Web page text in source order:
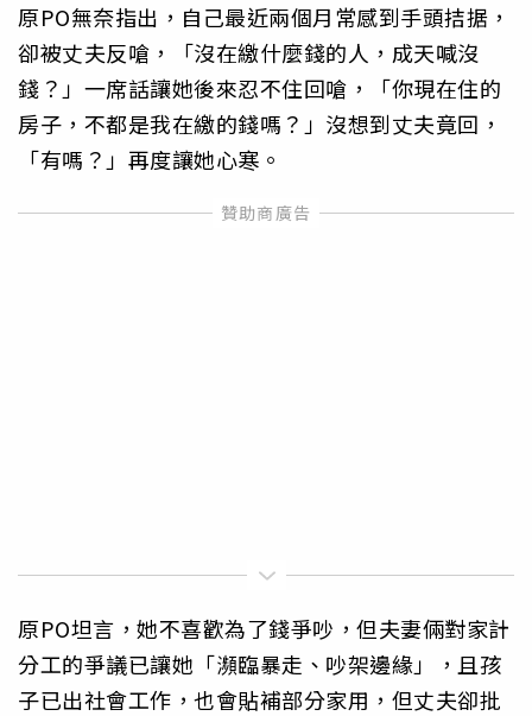
原PO無奈指出，自己最近兩個月常感到手頭拮据，
卻被丈夫反嗆，「沒在繳什麼錢的人，成天喊沒
錢？」一席話讓她後來忍不住回嗆，「你現在住的
房子，不都是我在繳的錢嗎？」沒想到丈夫竟回，
「有嗎？」再度讓她心寒。
原PO坦言，她不喜歡為了錢爭吵，但夫妻倆對家計
分工的爭議已讓她「瀕臨暴走、吵架邊緣」，且孩
子已出社會工作，也會貼補部分家用，但丈夫卻批